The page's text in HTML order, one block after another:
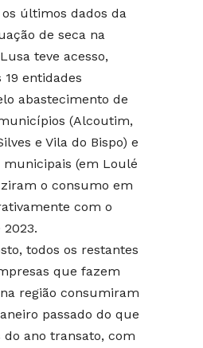
últimos dados da
de seca na
teve acesso,
19 entidades
abastecimento de
(Alcoutim,
e Vila do Bispo) e
municipais (em Loulé
o consumo em
com o
todos os restantes
que fazem
região consumiram
passado do que
ano transato, com